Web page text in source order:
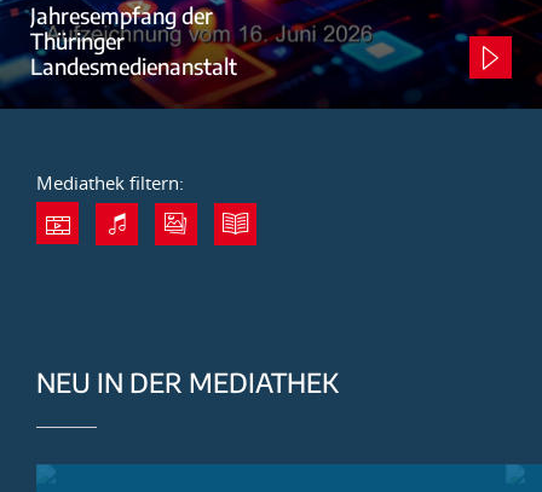
Jahresempfang der
Thüringer
Landesmedienanstalt
Mediathek filtern:
NEU IN DER MEDIATHEK